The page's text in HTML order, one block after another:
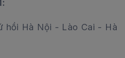
hồi Hà Nội - Lào Cai - Hà